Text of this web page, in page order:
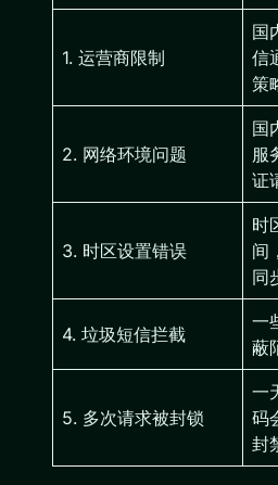
1. 运营商限制
国
信
策
2. 网络环境问题
国
服
证
3. 时区设置错误
时
间
同
4. 垃圾短信拦截
一
蔽
5. 多次请求被封锁
一
码
封